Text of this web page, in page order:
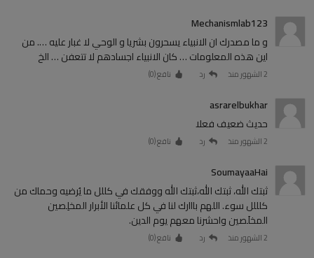
Mechanismlab123
و ما مصدرك ان الانبياء يسحرون بشريا و الوحي لا غبار عليه …. من
اين هذه المعلومات … كان الانبياء اجسادهم لا تتعفن … الخ
2 الشهور منذ رد نافع (0
)
asrarelbukhar
حديث ضعيف فعلا
2 الشهور منذ رد نافع (0
)
SoumayaaHai
ثبتك الله، ثبتك الله،ثبتك الله ووفقك في كللل ما يُرضيه وحماك من
كلللل سوء. اللهم بااارك لنا في كل علمائنا الأبرار المخلِصين
المخلَصين واحشرنا معهم يوم الدين.
2 الشهور منذ رد نافع (0
)